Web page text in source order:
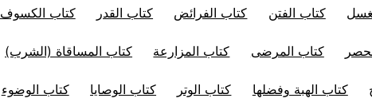
كتاب الفتن كتاب الفرائض كتاب القدر كتاب الكسوف
كتاب المرضى كتاب المزارعة كتاب المساقاة (الشرب)
كتاب الهبة وفضلها كتاب الوتر كتاب الوصايا كتاب الوضوء